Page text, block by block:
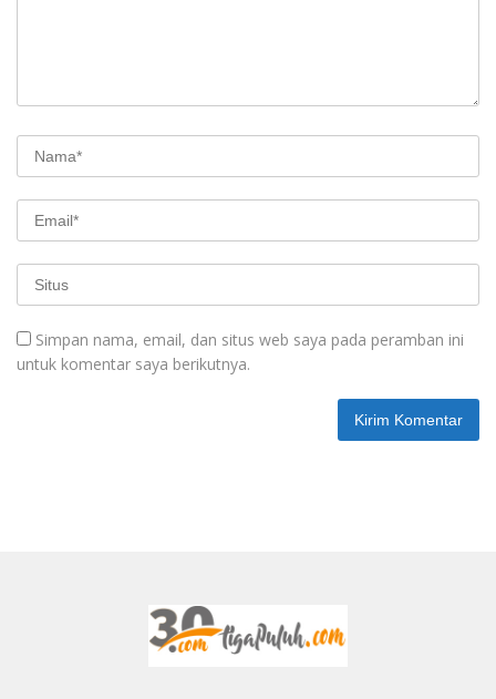
Simpan nama, email, dan situs web saya pada peramban ini
untuk komentar saya berikutnya.